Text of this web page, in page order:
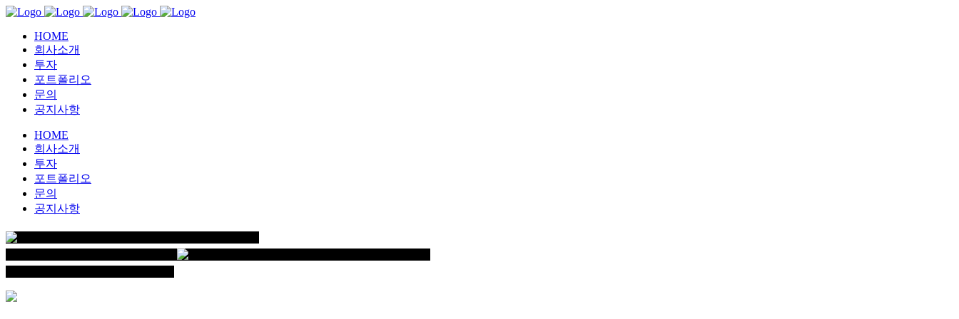
HOME
회사소개
투자
포트폴리오
문의
공지사항
HOME
회사소개
투자
포트폴리오
문의
공지사항
안다아시아벤처스는최고의 벤처투자로
4차산업 생태계 구축에 기여합니다!
안다아시아벤처스는최고의 벤처투자로
4차산업 생태계 구축에 기여합니다!